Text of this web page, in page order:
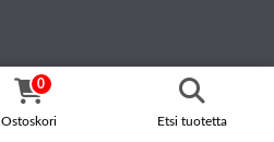
0
Ostoskori Etsi tuotetta